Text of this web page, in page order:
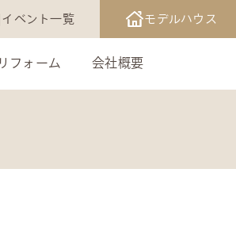
イベント一覧 モデルハウス
リフォーム 会社概要